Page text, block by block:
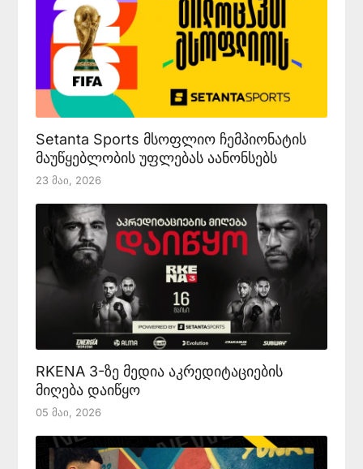
Setanta Sports მსოფლიო ჩემპიონატის
მაუწყებლობის უფლებას აანონსებს
23 Მაი, 2026
RKENA 3-ზე მედია აკრედიტაციების
მიღება დაიწყო
05 Მაი, 2026